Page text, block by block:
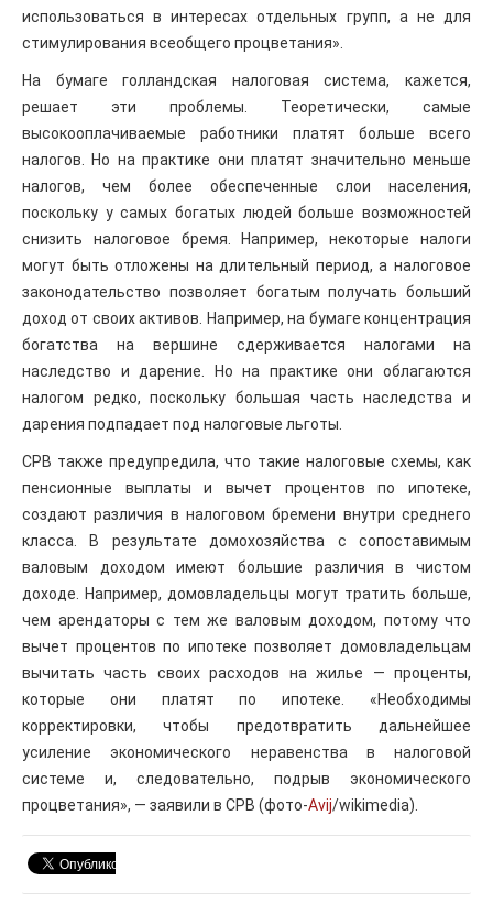
использоваться в интересах отдельных групп, а не для
стимулирования всеобщего процветания».
На бумаге голландская налоговая система, кажется,
решает эти проблемы. Теоретически, самые
высокооплачиваемые работники платят больше всего
налогов. Но на практике они платят значительно меньше
налогов, чем более обеспеченные слои населения,
поскольку у самых богатых людей больше возможностей
снизить налоговое бремя. Например, некоторые налоги
могут быть отложены на длительный период, а налоговое
законодательство позволяет богатым получать больший
доход от своих активов. Например, на бумаге концентрация
богатства на вершине сдерживается налогами на
наследство и дарение. Но на практике они облагаются
налогом редко, поскольку большая часть наследства и
дарения подпадает под налоговые льготы.
CPB также предупредила, что такие налоговые схемы, как
пенсионные выплаты и вычет процентов по ипотеке,
создают различия в налоговом бремени внутри среднего
класса. В результате домохозяйства с сопоставимым
валовым доходом имеют большие различия в чистом
доходе. Например, домовладельцы могут тратить больше,
чем арендаторы с тем же валовым доходом, потому что
вычет процентов по ипотеке позволяет домовладельцам
вычитать часть своих расходов на жилье — проценты,
которые они платят по ипотеке. «Необходимы
корректировки, чтобы предотвратить дальнейшее
усиление экономического неравенства в налоговой
системе и, следовательно, подрыв экономического
процветания», — заявили в CPB (фото-Avij/wikimedia).